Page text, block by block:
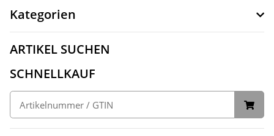
Kategorien
ARTIKEL SUCHEN
SCHNELLKAUF